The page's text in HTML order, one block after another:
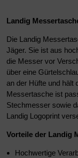
Landig
Die Landig
Jäger. Sie ist aus
die Messer vor
über eine
an der Hüfte und hält
Messertasche ist
Stechmesser sowie
Landig Logoprint
Vorteile der Landig
Hochwertige